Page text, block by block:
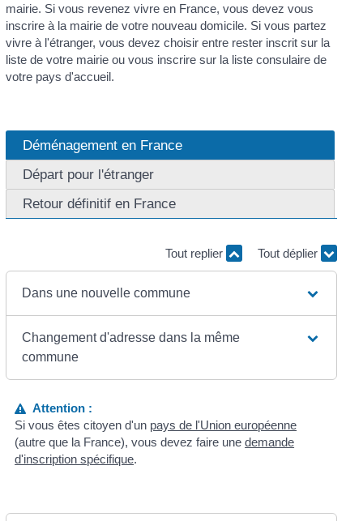
mairie. Si vous revenez vivre en France, vous devez vous
inscrire à la mairie de votre nouveau domicile. Si vous partez
vivre à l'étranger, vous devez choisir entre rester inscrit sur la
liste de votre mairie ou vous inscrire sur la liste consulaire de
votre pays d'accueil.
Déménagement en France
Départ pour l'étranger
Retour définitif en France
Tout replier Tout déplier
Dans une nouvelle commune
Changement d'adresse dans la même
commune
Attention :
Si vous êtes citoyen d'un pays de l'Union européenne
(autre que la France), vous devez faire unedemande
d'inscription spécifique.